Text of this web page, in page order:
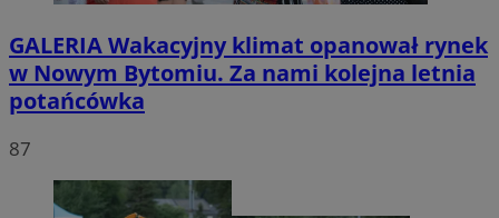
GALERIAWakacyjny klimat opanował rynek
w Nowym Bytomiu. Za nami kolejna letnia
potańcówka
87